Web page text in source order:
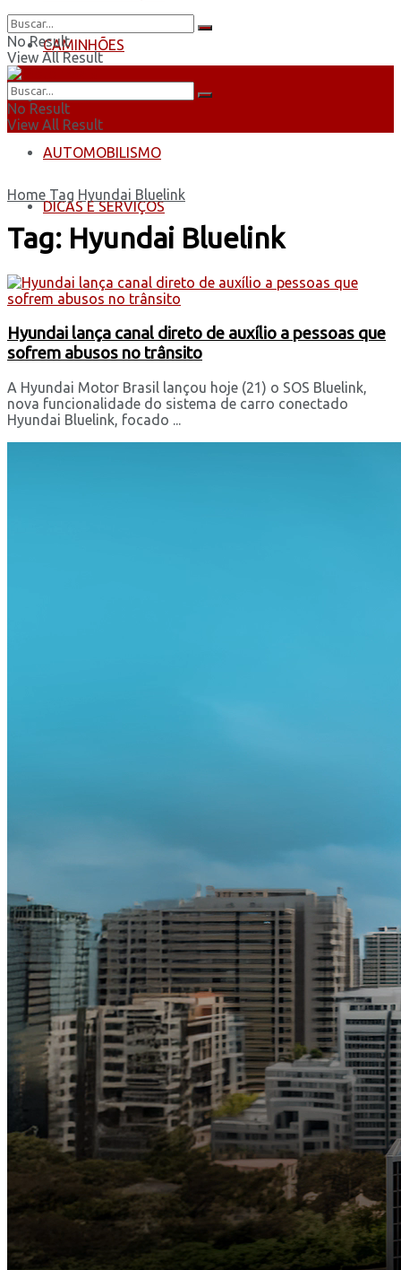
CAMINHÕES
ÔNIBUS
AUTOMOBILISMO
DICAS E SERVIÇOS
No Result
View All Result
No Result
View All Result
Home Tag Hyundai Bluelink
Tag: Hyundai Bluelink
Hyundai lança canal direto de auxílio a pessoas que
sofrem abusos no trânsito
A Hyundai Motor Brasil lançou hoje (21) o SOS Bluelink,
nova funcionalidade do sistema de carro conectado
Hyundai Bluelink, focado ...